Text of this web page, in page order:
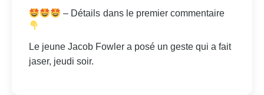
– Détails dans le premier commentaire
Le jeune Jacob Fowler a posé un geste qui a fait
jaser, jeudi soir.